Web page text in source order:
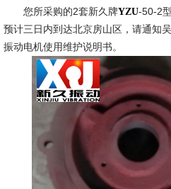
您所采购的2套新久牌YZU-50-2型
预计三日内到达北京房山区，请通知
振动电机使用维护说明书。